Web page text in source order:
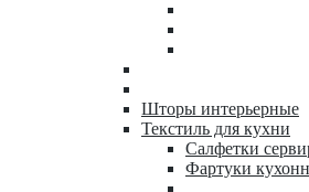
Шторы интерьерные
Текстиль для кухни
Салфетки
Фартуки